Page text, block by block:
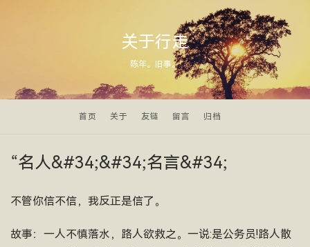
关于行走
陈年。旧事。
首页 关于 友链 留言 归档
“名人&#34;&#34;名言&#34;
不管你信不信，我反正是信了。
故事：一人不慎落水，路人欲救之。一说:是公务员!路人散